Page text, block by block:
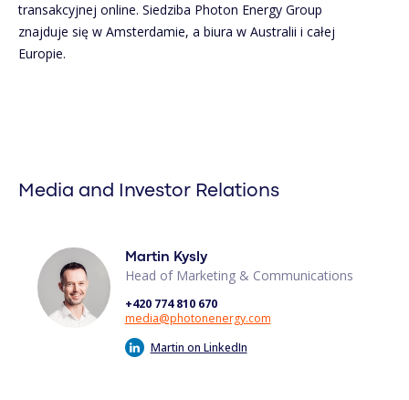
transakcyjnej online. Siedziba Photon Energy Group
znajduje się w Amsterdamie, a biura w Australii i całej
Europie.
Media and Investor Relations
Martin Kysly
Head of Marketing & Communications
+420 774 810 670
media@photonenergy.com
Martin on LinkedIn